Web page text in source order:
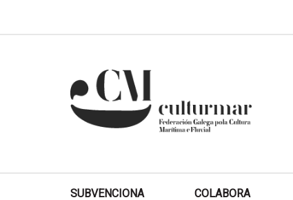
SUBVENCIONA COLABORA